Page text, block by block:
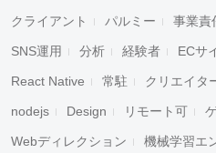
クライアント パルミー 事業責
SNS運用 分析 経験者 ECサ
React Native 常駐 クリエイタ
nodejs Design リモート可
Webディレクション 機械学習エ